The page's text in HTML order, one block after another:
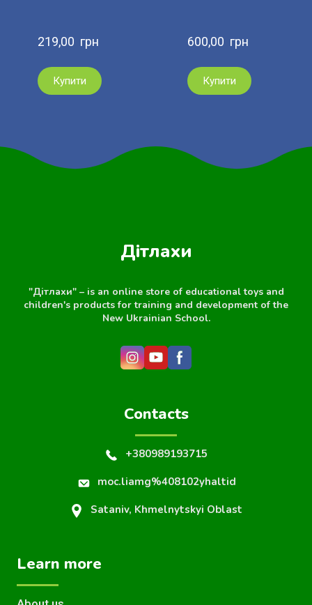
219,00  грн
Купити
600,00  грн
Купити
Дітлахи
"Дітлахи" – is an online store of educational toys and
children's products for training and development of the
New Ukrainian School.
Contacts
+380989193715
moc.liamg%408102yhaltid
Sataniv, Khmelnytskyi Oblast
Learn more